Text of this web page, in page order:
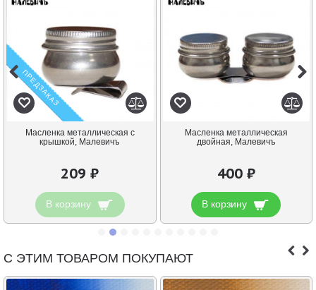
ПРЕДЗАКАЗ
Масленка металлическая с
крышкой, Малевичъ
209 ₽
В корзину
Масленка металлическая
двойная, Малевичъ
400 ₽
В корзину
С ЭТИМ ТОВАРОМ ПОКУПАЮТ